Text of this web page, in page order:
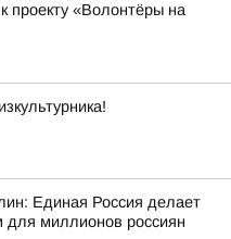
проекту «Волонтёры на
Единая Россия делает
для миллионов россиян